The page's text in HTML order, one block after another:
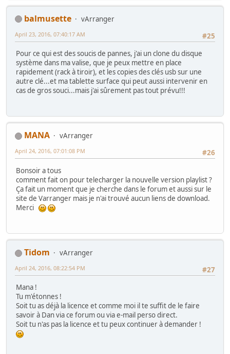
balmusette
vArranger
#25
April 23, 2016, 07:40:17 AM
Pour ce qui est des soucis de pannes, j'ai un clone du disque
système dans ma valise, que je peux mettre en place
rapidement (rack à tiroir), et les copies des clés usb sur une
autre clé...et ma tablette surface qui peut aussi intervenir en
cas de gros souci...mais j'ai sûrement pas tout prévu!!!
MANA
vArranger
#26
April 24, 2016, 07:01:08 PM
Bonsoir a tous
comment fait on pour telecharger la nouvelle version playlist ?
Ça fait un moment que je cherche dans le forum et aussi sur le
site de Varranger mais je n'ai trouvé aucun liens de download.
Merci
Tidom
vArranger
#27
April 24, 2016, 08:22:54 PM
Mana !
Tu m'étonnes !
Soit tu as déjà la licence et comme moi il te suffit de le faire
savoir à Dan via ce forum ou via e-mail perso direct.
Soit tu n'as pas la licence et tu peux continuer à demander !